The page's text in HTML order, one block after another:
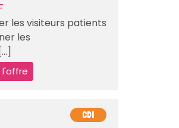
les visiteurs patients
les
l'offre
CDI